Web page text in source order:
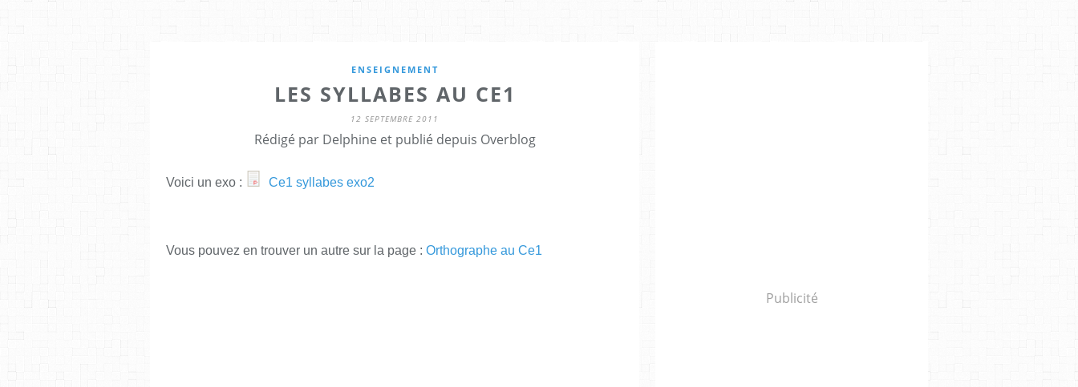
ENSEIGNEMENT
LES SYLLABES AU CE1
12 SEPTEMBRE 2011
Rédigé par Delphine et publié depuis Overblog
Voici un exo : Ce1 syllabes exo2
Vous pouvez en trouver un autre sur la page : Orthographe au Ce1
Publicité